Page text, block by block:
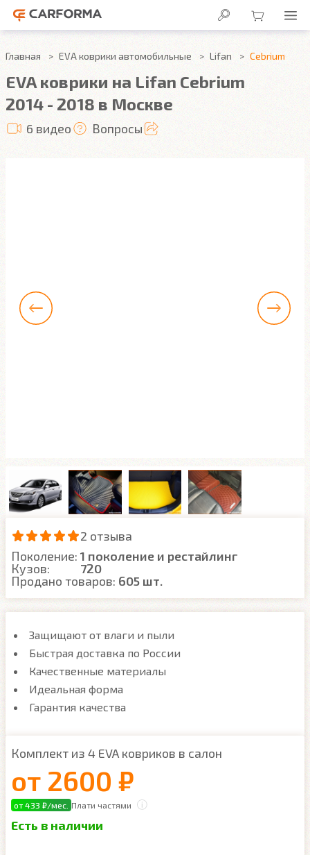
Главная EVA коврики автомобильные Lifan Cebrium
EVA коврики на Lifan Cebrium
2014 - 2018 в Москве
6 видео Вопросы
2 отзыва
Поколение: 1 поколение и рестайлинг
Кузов:
720
Продано товаров: 605 шт.
Защищают от влаги и пыли
Быстрая доставка по России
Качественные материалы
Идеальная форма
Гарантия качества
Комплект из 4 EVA ковриков в салон
от 2600 ₽
от 433 ₽/мес. Плати частями
Есть в наличии